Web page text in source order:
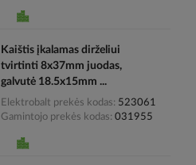
Kaištis įkalamas dirželiui
tvirtinti 8x37mm juodas,
galvutė 18.5x15mm ...
Elektrobalt prekės kodas
523061
Gamintojo prekės kodas 031955